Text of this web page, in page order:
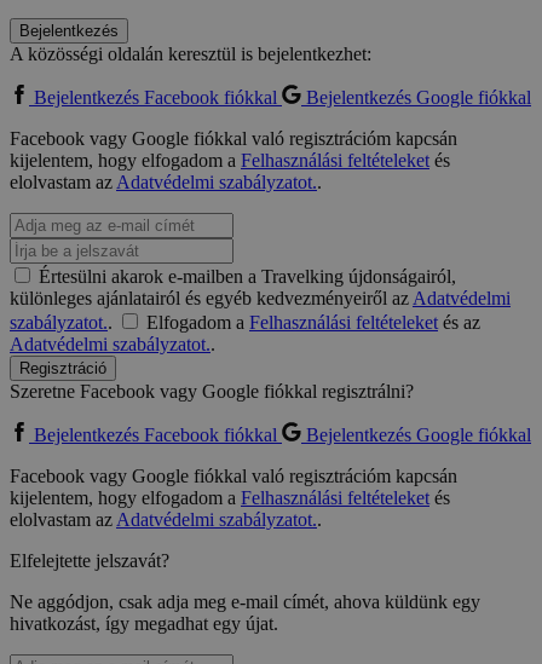
Bejelentkezés
A közösségi oldalán keresztül is bejelentkezhet:
Bejelentkezés Facebook fiókkal
Bejelentkezés Google fiókkal
Facebook vagy Google fiókkal való regisztrációm kapcsán
kijelentem, hogy elfogadom a Felhasználási feltételeketés
elolvastam azAdatvédelmi szabályzatot..
Értesülni akarok e-mailben a Travelking újdonságairól,
különleges ajánlatairól és egyéb kedvezményeiről azAdatvédelmi
szabályzatot.. Elfogadom a Felhasználási feltételeketés az
Adatvédelmi szabályzatot..
Regisztráció
Szeretne Facebook vagy Google fiókkal regisztrálni?
Bejelentkezés Facebook fiókkal
Bejelentkezés Google fiókkal
Facebook vagy Google fiókkal való regisztrációm kapcsán
kijelentem, hogy elfogadom a Felhasználási feltételeketés
elolvastam azAdatvédelmi szabályzatot..
Elfelejtette jelszavát?
Ne aggódjon, csak adja meg e-mail címét, ahova küldünk egy
hivatkozást, így megadhat egy újat.